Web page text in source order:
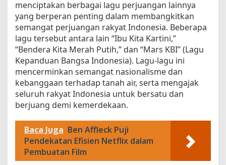
menciptakan berbagai lagu perjuangan lainnya
yang berperan penting dalam membangkitkan
semangat perjuangan rakyat Indonesia. Beberapa
lagu tersebut antara lain “Ibu Kita Kartini,”
“Bendera Kita Merah Putih,” dan “Mars KBI” (Lagu
Kepanduan Bangsa Indonesia). Lagu-lagu ini
mencerminkan semangat nasionalisme dan
kebanggaan terhadap tanah air, serta mengajak
seluruh rakyat Indonesia untuk bersatu dan
berjuang demi kemerdekaan.
Baca Juga Ben Affleck Puji
Pendekatan Efisien Netflix dalam
Pembuatan Film